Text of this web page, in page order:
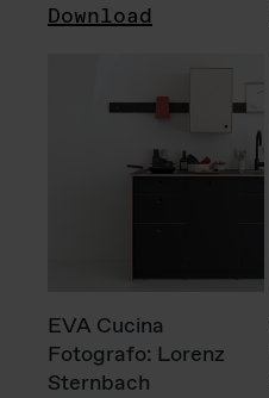
Download
EVA Cucina
Fotografo: Lorenz
Sternbach